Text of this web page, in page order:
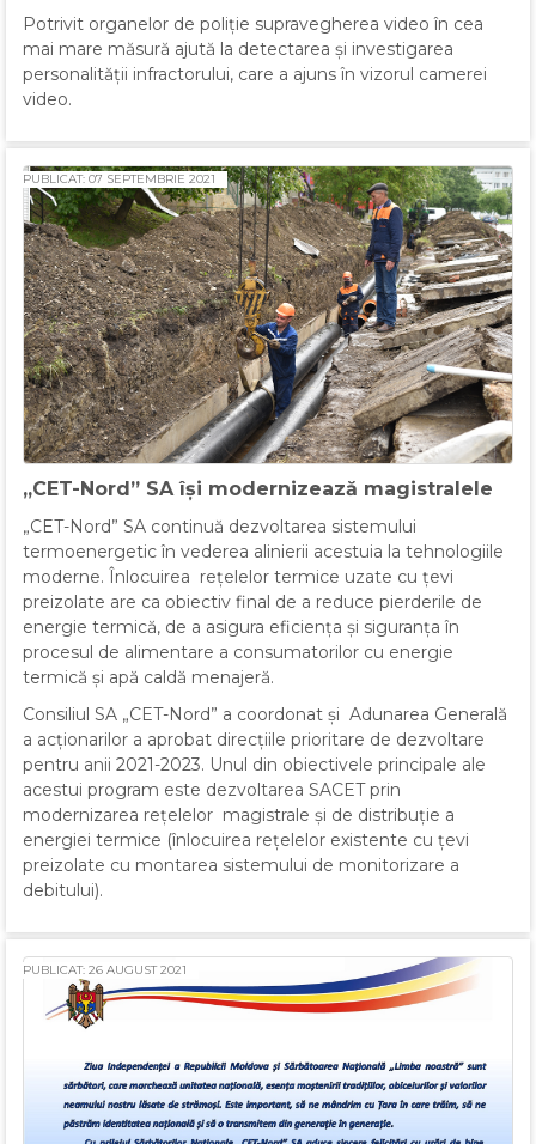
Potrivit organelor de poliție supravegherea video în cea
mai mare măsură ajută la detectarea și investigarea
personalității infractorului, care a ajuns în vizorul camerei
video.
„CET-Nord” SA își modernizează magistralele
PUBLICAT: 07 SEPTEMBRIE 2021
„CET-Nord” SA continuă dezvoltarea sistemului
termoenergetic în vederea alinierii acestuia la tehnologiile
moderne. Înlocuirea rețelelor termice uzate cu țevi
preizolate are ca obiectiv final de a reduce pierderile de
energie termică, de a asigura eficiența și siguranța în
procesul de alimentare a consumatorilor cu energie
termică și apă caldă menajeră.
Consiliul SA „CET-Nord” a coordonat și Adunarea Generală
a acționarilor a aprobat direcțiile prioritare de dezvoltare
pentru anii 2021-2023. Unul din obiectivele principale ale
acestui program este dezvoltarea SACET prin
modernizarea rețelelor magistrale și de distribuție a
energiei termice (înlocuirea rețelelor existente cu țevi
preizolate cu montarea sistemului de monitorizare a
debitului).
PUBLICAT: 26 AUGUST 2021